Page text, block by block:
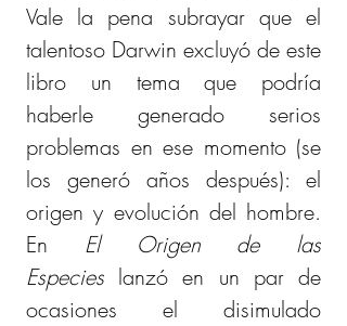
Vale la pena subrayar que el
talentoso Darwin excluyó de este
libro un tema que podría
haberle generado serios
problemas en ese momento (se
los generó años después): el
origen y evolución del hombre.
En El Origen de las
Especies lanzó en un par de
ocasiones el disimulado